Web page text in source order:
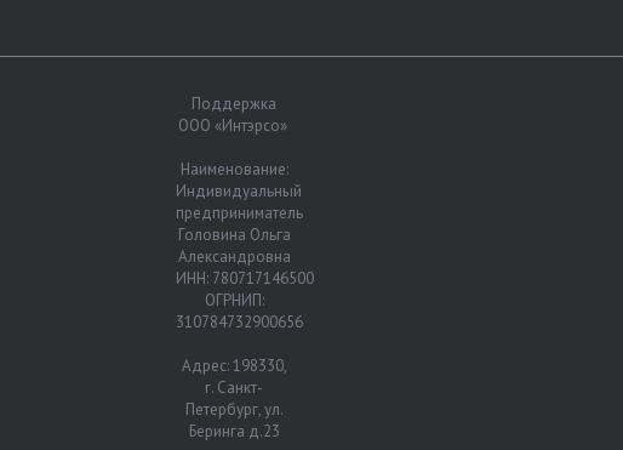
Поддержка
ООО «Интэрсо»
Наименование:
Индивидуальный
предприниматель
Головина Ольга
Александровна
ИНН: 780717146500
ОГРНИП:
310784732900656
Адрес: 198330,
г. Санкт-
Петербург, ул.
Беринга д.23